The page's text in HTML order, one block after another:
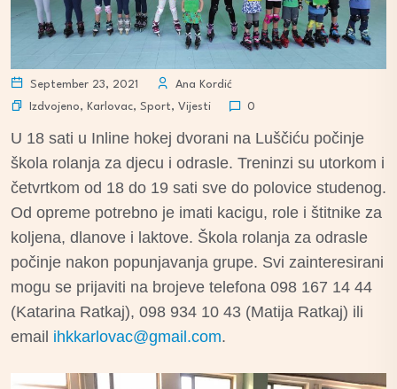
September 23, 2021
Ana Kordić
Izdvojeno, Karlovac, Sport, Vijesti 0
U 18 sati u Inline hokej dvorani na Luščiću počinje
škola rolanja za djecu i odrasle. Treninzi su utorkom i
četvrtkom od 18 do 19 sati sve do polovice studenog.
Od opreme potrebno je imati kacigu, role i štitnike za
koljena, dlanove i laktove. Škola rolanja za odrasle
počinje nakon popunjavanja grupe. Svi zainteresirani
mogu se prijaviti na brojeve telefona 098 167 14 44
(Katarina Ratkaj), 098 934 10 43 (Matija Ratkaj) ili
email ihkkarlovac@gmail.com.